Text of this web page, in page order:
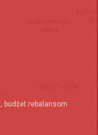
budžet rebalansom